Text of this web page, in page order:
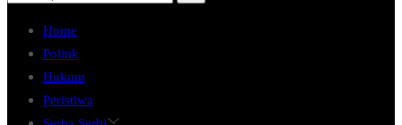
Home
Politik
Hukum
Peristiwa